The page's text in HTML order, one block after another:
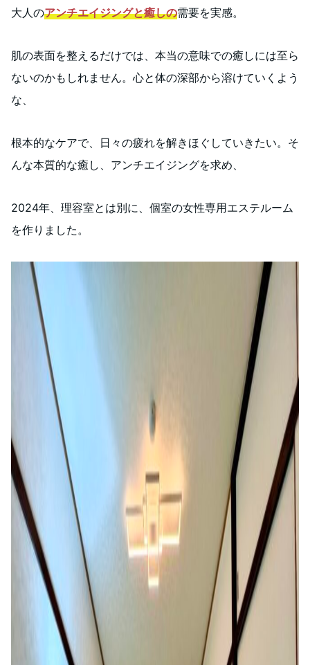
大人のアンチエイジングと癒しの需要を実感。
肌の表面を整えるだけでは、本当の意味での癒しには至ら
ないのかもしれません。心と体の深部から溶けていくよう
な、
根本的なケアで、日々の疲れを解きほぐしていきたい。そ
んな本質的な癒し、アンチエイジングを求め、
2024年、理容室とは別に、個室の女性専用エステルーム
を作りました。